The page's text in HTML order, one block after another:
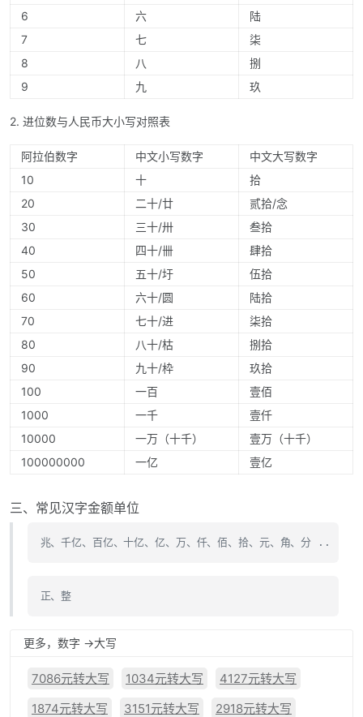
6
六
陆
7
七
柒
8
八
捌
9
九 玖
2. 进位数与人民币大小写对照表
阿拉伯数字 中文小写数字
中文大写数字
10
十
拾
20
二十/廿
贰拾/念
30
三十/卅
叁拾
40
四十/卌
肆拾
50
五十/圩
伍拾
60
六十/圆
陆拾
70
七十/进
柒拾
80
八十/枯
捌拾
90
九十/枠
玖拾
100
一百
壹佰
1000
一千
壹仟
10000
一万（十千）
壹万（十千）
100000000
一亿 壹亿
三、常见汉字金额单位
兆、千亿、百亿、十亿、亿、万、仟、佰、拾、元、角、分 ..
正、整
更多，数字 ->大写
7086元转大写 1034元转大写
4127元转大写
1874元转大写
3151元转大写
2918元转大写